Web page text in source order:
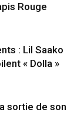
Rouge
: Lil Saako
« Dolla »
sortie de son